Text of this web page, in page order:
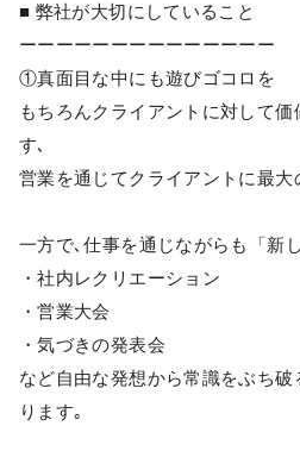
■ 弊社が大切にしていること
ーーーーーーーーーーーーーー
①真面目な中にも遊びゴコロを
もちろんクライアントに対して
す､
営業を通じてクライアントに最大
一方で､仕事を通じながらも「新
・社内レクリエーション
・営業大会
・気づきの発表会
など自由な発想から常識をぶち
ります｡